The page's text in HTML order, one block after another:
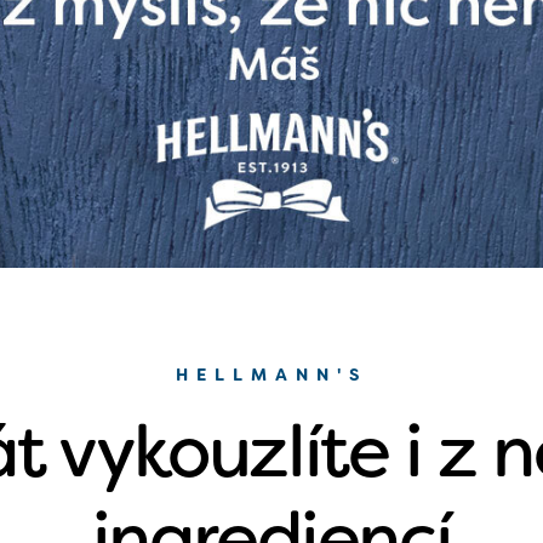
HELLMANN'S
vykouzlíte i z